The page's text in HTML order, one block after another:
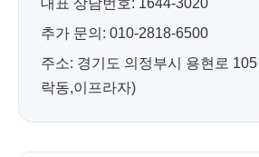
대표 상담번호: 1644-3020
추가 문의: 010-2818-6500
주소: 경기도 의정부시 용현로
락동,이프라자)